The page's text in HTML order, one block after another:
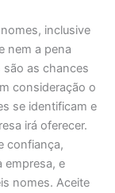
inclusive
nem a pena
são as chances
consideração o
se identificam e
irá oferecer.
confiança,
empresa, e
nomes. Aceite